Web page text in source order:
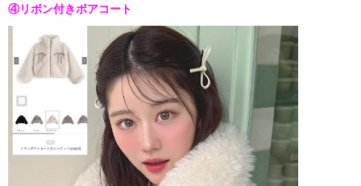
④リボン付きボアコート